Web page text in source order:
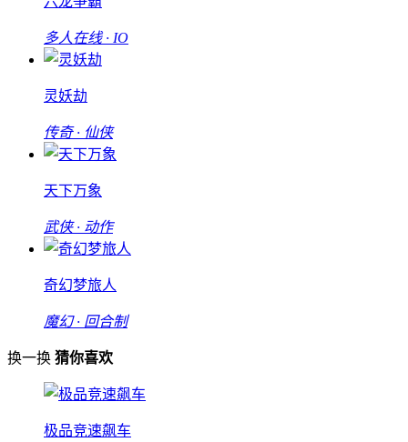
多人在线 · IO
灵妖劫
传奇 · 仙侠
天下万象
武侠 · 动作
奇幻梦旅人
魔幻 · 回合制
换一换 猜你喜欢
极品竞速飙车